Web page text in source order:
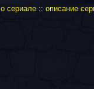
о сериале ::описание